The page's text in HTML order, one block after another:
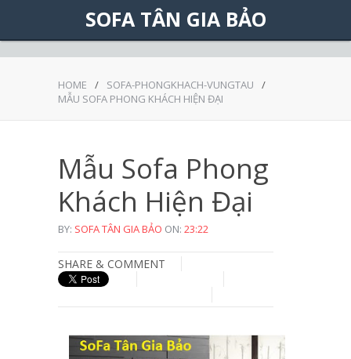
SOFA TÂN GIA BẢO
Được tạo bởi
HOME / SOFA-PHONGKHACH-VUNGTAU
/
MẪU SOFA PHONG KHÁCH HIỆN ĐẠI
Mẫu Sofa Phong
Khách Hiện Đại
BY: SOFA TÂN GIA BẢO ON: 23:22
SHARE & COMMENT